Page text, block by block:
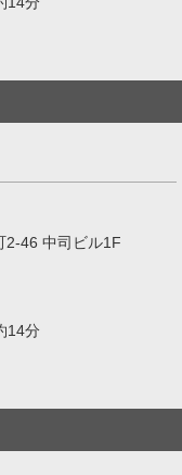
2-46 中司ビル1F
14分